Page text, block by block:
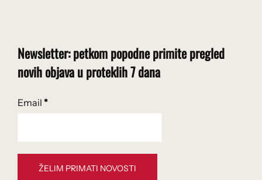
Newsletter: petkom popodne primite pregled
novih objava u proteklih 7 dana
Email *